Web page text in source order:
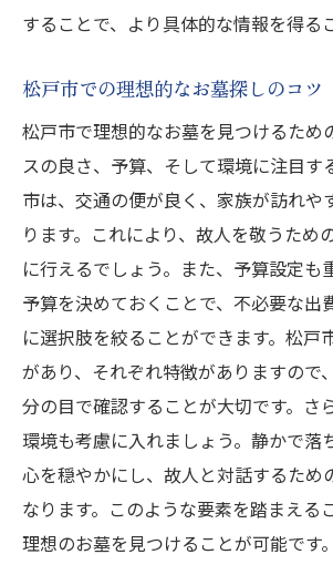
小金きよしケ丘での墓地イ
小金きよしケ丘の墓地購入の
後悔しない選択松戸市でのお墓
購入前に確認すべきチェック
納得のお墓を選ぶための基準
失敗しないための注意点
契約前の重要確認事項
松戸市での評判の良い墓地
お墓購入後のメンテナンス
松戸市で理想のお墓を選ぶため
きこと
選ぶ前に知っておくべき基本
お墓の種類と選び方のポイ
価格帯別の墓地選びのコツ
することで、より具体的な情報を得る
松戸市での理想的なお墓探しのコツ
松戸市で理想的なお墓を見つけるため
スの良さ、予算、そして環境に注目す
市は、交通の便が良く、家族が訪れや
ります。これにより、故人を敬うため
に行えるでしょう。また、予算設定も
予算を決めておくことで、不必要な出
に選択肢を絞ることができます。松戸
があり、それぞれ特徴がありますので
分の目で確認することが大切です。さ
環境も考慮に入れましょう。静かで落
心を穏やかにし、故人と対話するため
なります。このような要素を踏まえる
理想のお墓を見つけることが可能です。